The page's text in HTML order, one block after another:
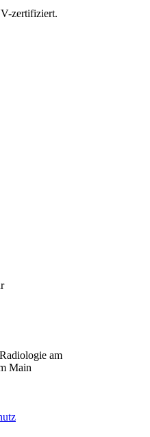
zertifiziert.
am
Main